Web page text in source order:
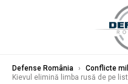
Defense România › Conflicte
Kievul elimină limba rusă de pe